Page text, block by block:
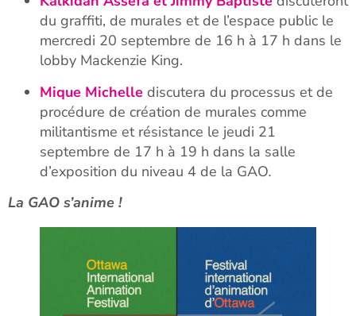
du graffiti, de murales et de l’espace public le
mercredi 20 septembre de 16 h à 17 h dans le
lobby Mackenzie King.
Mique Michelle discutera du processus et de
procédure de création de murales comme
militantisme et résistance le jeudi 21
septembre de 17 h à 19 h dans la salle
d’exposition du niveau 4 de la GAO.
La GAO s’anime !